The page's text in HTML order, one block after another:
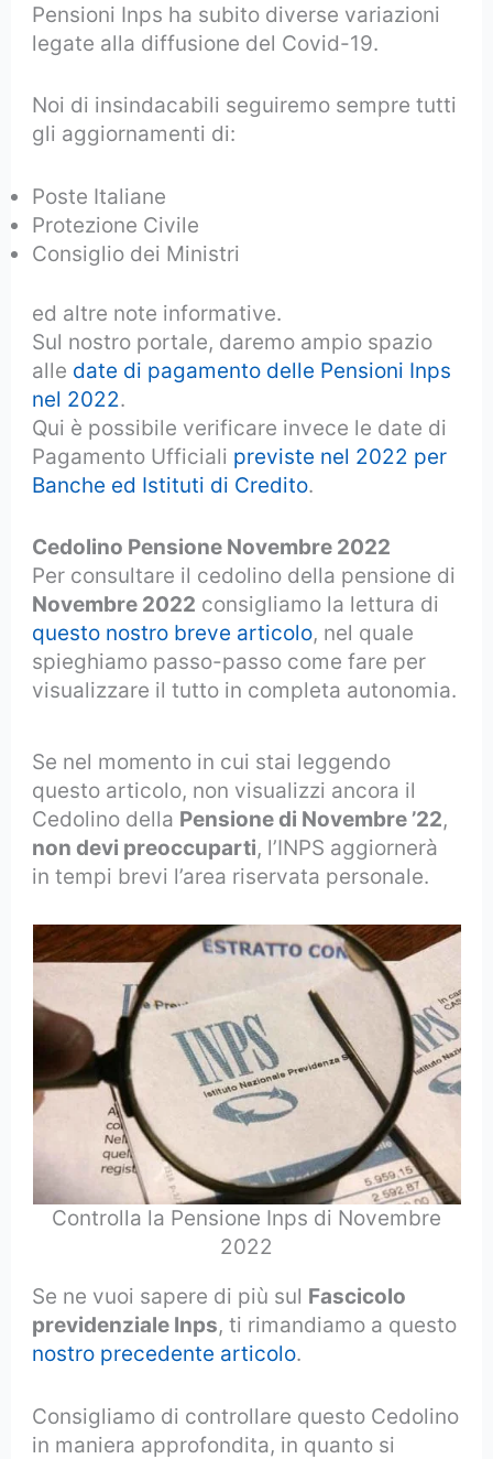
Pensioni Inps ha subito diverse variazioni
legate alla diffusione del Covid-19.
Noi di insindacabili seguiremo sempre tutti
gli aggiornamenti di:
Poste Italiane
Protezione Civile
Consiglio dei Ministri
ed altre note informative.
Sul nostro portale, daremo ampio spazio
alle date di pagamento delle Pensioni Inps
nel 2022.
Qui è possibile verificare invece le date di
Pagamento Ufficiali previste nel 2022 per
Banche ed Istituti di Credito.
Cedolino Pensione Novembre 2022
Per consultare il cedolino della pensione di
Novembre 2022 consigliamo la lettura di
questo nostro breve articolo, nel quale
spieghiamo passo-passo come fare per
visualizzare il tutto in completa autonomia.
Se nel momento in cui stai leggendo
questo articolo, non visualizzi ancora il
Cedolino della Pensione di Novembre ’22,
non devi preoccuparti, l’INPS aggiornerà
in tempi brevi l’area riservata personale.
Controlla la Pensione Inps di Novembre
2022
Se ne vuoi sapere di più sul Fascicolo
previdenziale Inps, ti rimandiamo a questo
nostro precedente articolo.
Consigliamo di controllare questo Cedolino
in maniera approfondita, in quanto si